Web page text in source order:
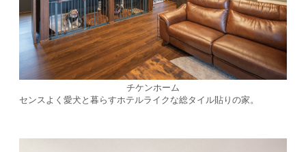
チケンホーム
センスよく愛犬と暮らすホテルライクな総タイル貼りの家。